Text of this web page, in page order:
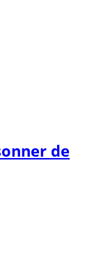
de